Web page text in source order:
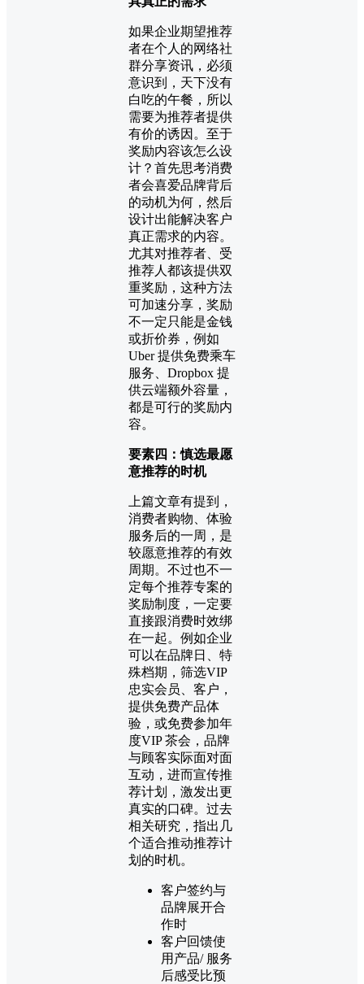
如果企业期望推荐
者在个人的网络社
群分享资讯，必须
意识到，天下没有
白吃的午餐，所以
需要为推荐者提供
有价的诱因。至于
奖励内容该怎么设
计？首先思考消费
者会喜爱品牌背后
的动机为何，然后
设计出能解决客户
真正需求的内容。
尤其对推荐者、受
推荐人都该提供双
重奖励，这种方法
可加速分享，奖励
不一定只能是金钱
或折价券，例如
Uber 提供免费乘车
服务、Dropbox 提
供云端额外容量，
都是可行的奖励内
容。
要素四：慎选最愿
意推荐的时机
上篇文章有提到，
消费者购物、体验
服务后的一周，是
较愿意推荐的有效
周期。不过也不一
定每个推荐专案的
奖励制度，一定要
直接跟消费时效绑
在一起。例如企业
可以在品牌日、特
殊档期，筛选VIP
忠实会员、客户，
提供免费产品体
验，或免费参加年
度VIP 茶会，品牌
与顾客实际面对面
互动，进而宣传推
荐计划，激发出更
真实的口碑。过去
相关研究，指出几
个适合推动推荐计
划的时机。
客户签约与
品牌展开合
作时
客户回馈使
用产品/ 服务
后感受比预